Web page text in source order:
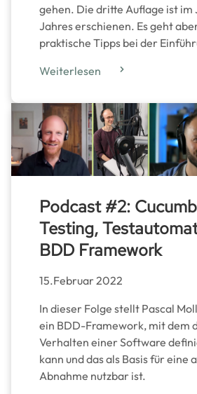
gehen. Die dritte Auflage ist im
Jahres erschienen. Es geht
praktische Tipps bei der
Weiterlesen
Podcast #2:
Testing,
BDD Framework
15.Februar 2022
In dieser Folge stellt Pascal Moll
ein BDD-Framework, mit dem
Verhalten einer Software
kann und das als Basis für eine
Abnahme nutzbar ist.